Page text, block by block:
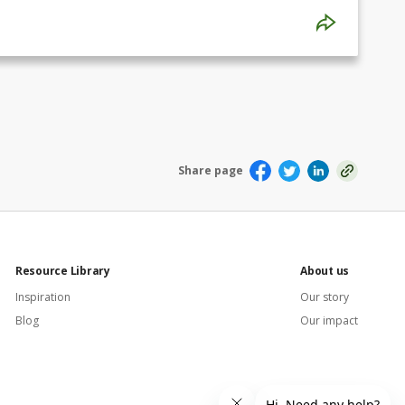
hittar vi värme i vår gemenskap. Från pojkarna
till våra elitlag och vidare upp på läktaren.
Share page
Resource Library
Inspiration
Blog
About us
Our story
Our impact